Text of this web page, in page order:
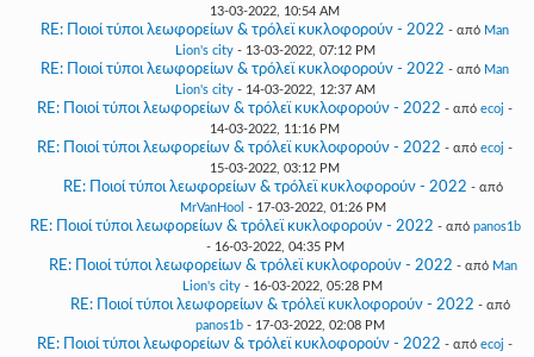
13-03-2022, 10:54 AM
RE: Ποιοί τύποι λεωφορείων & τρόλεϊ κυκλοφορούν - 2022 - από Man
Lion's city- 13-03-2022, 07:12 PM
RE: Ποιοί τύποι λεωφορείων & τρόλεϊ κυκλοφορούν - 2022 - από Man
Lion's city- 14-03-2022, 12:37 AM
RE: Ποιοί τύποι λεωφορείων & τρόλεϊ κυκλοφορούν - 2022 - από ecoj -
14-03-2022, 11:16 PM
RE: Ποιοί τύποι λεωφορείων & τρόλεϊ κυκλοφορούν - 2022 - από ecoj -
15-03-2022, 03:12 PM
RE: Ποιοί τύποι λεωφορείων & τρόλεϊ κυκλοφορούν - 2022 - από
MrVanHool - 17-03-2022, 01:26 PM
RE: Ποιοί τύποι λεωφορείων & τρόλεϊ κυκλοφορούν - 2022 - από panos1b
- 16-03-2022, 04:35 PM
RE: Ποιοί τύποι λεωφορείων & τρόλεϊ κυκλοφορούν - 2022 - από Man
Lion's city - 16-03-2022, 05:28 PM
RE: Ποιοί τύποι λεωφορείων & τρόλεϊ κυκλοφορούν - 2022 - από
panos1b - 17-03-2022, 02:08 PM
RE: Ποιοί τύποι λεωφορείων & τρόλεϊ κυκλοφορούν - 2022 - από ecoj -